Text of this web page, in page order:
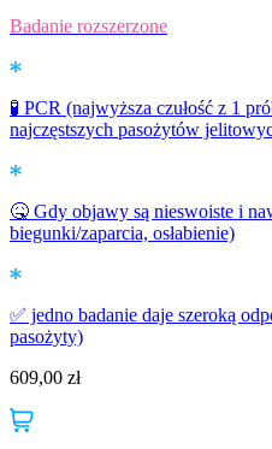
Badanie rozszerzone
🧪 PCR (najwyższa czułość z 1
najczęstszych pasożytów
🤒 Gdy objawy są nieswoiste i
biegunki/zaparcia, osłabienie)
✅ jedno badanie daje szeroką
pasożyty)
609,00 zł